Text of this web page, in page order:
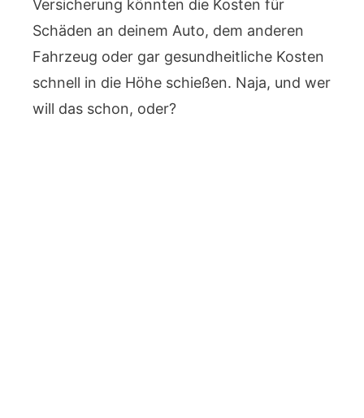
Versicherung könnten die Kosten für
Schäden an deinem Auto, dem anderen
Fahrzeug oder gar gesundheitliche Kosten
schnell in die Höhe schießen. Naja, und wer
will das schon, oder?